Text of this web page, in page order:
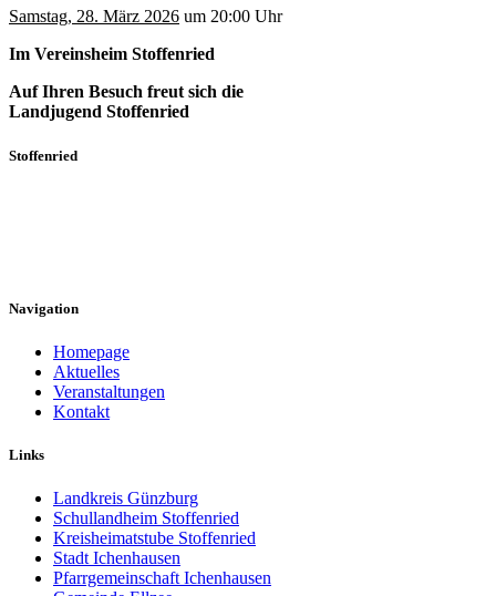
Samstag, 28. März 2026 um 20:00 Uhr
Im Vereinsheim Stoffenried
Auf Ihren Besuch freut sich die
Landjugend Stoffenried
Stoffenried
Navigation
Homepage
Aktuelles
Veranstaltungen
Kontakt
Links
Landkreis Günzburg
Schullandheim Stoffenried
Kreisheimatstube Stoffenried
Stadt Ichenhausen
Pfarrgemeinschaft Ichenhausen